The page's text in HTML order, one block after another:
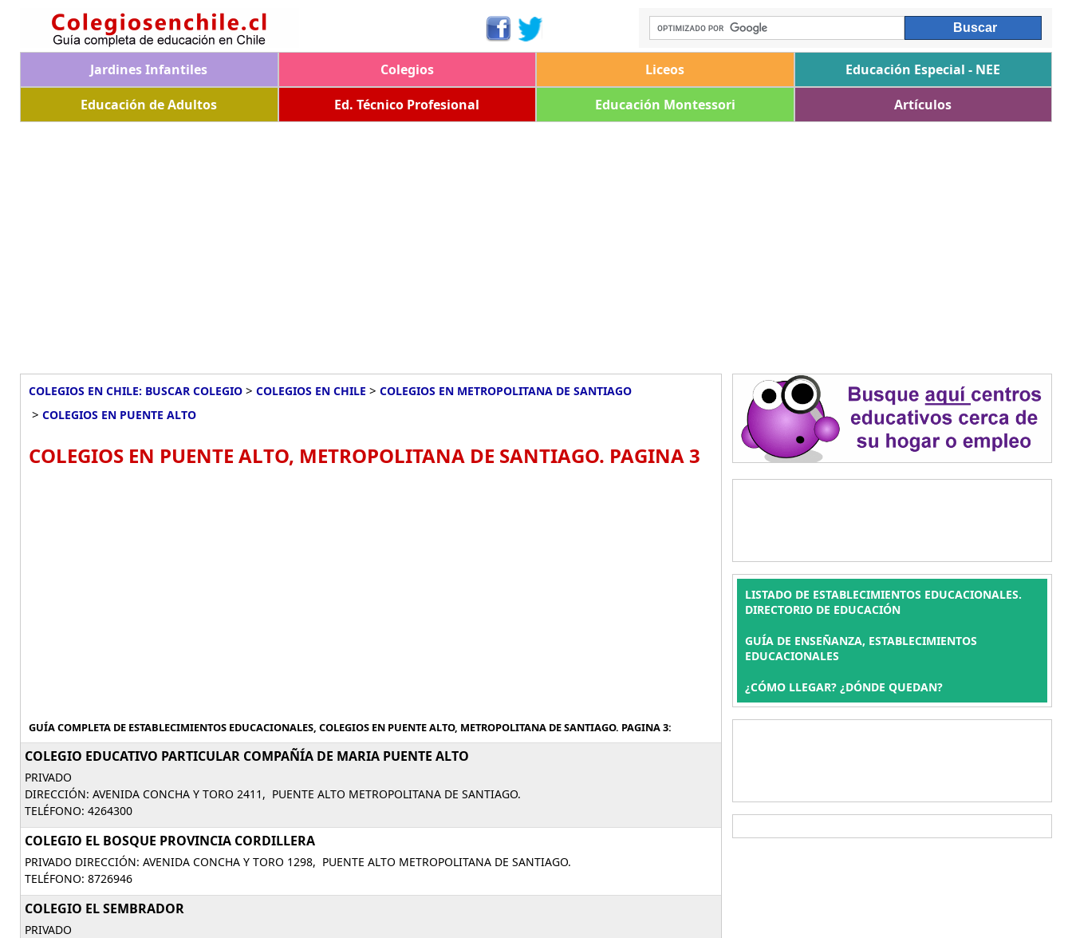
Jardines Infantiles Colegios Liceos
Educación Especial - NEE
Educación de Adultos
Ed. Técnico Profesional Educación Montessori Artículos
COLEGIOS EN CHILE: BUSCAR COLEGIO > COLEGIOS EN CHILE > COLEGIOS EN METROPOLITANA DE SANTIAGO
> COLEGIOS EN PUENTE ALTO
COLEGIOS EN PUENTE ALTO, METROPOLITANA DE SANTIAGO. PAGINA 3
GUÍA COMPLETA DE ESTABLECIMIENTOS EDUCACIONALES, COLEGIOS EN PUENTE ALTO, METROPOLITANA DE SANTIAGO. PAGINA 3:
COLEGIO EDUCATIVO PARTICULAR COMPAÑÍA DE MARIA PUENTE ALTO
PRIVADO
DIRECCIÓN: AVENIDA CONCHA Y TORO 2411, PUENTE ALTO METROPOLITANA DE SANTIAGO.
TELÉFONO: 4264300
COLEGIO EL BOSQUE PROVINCIA CORDILLERA
PRIVADO DIRECCIÓN: AVENIDA CONCHA Y TORO 1298, PUENTE ALTO METROPOLITANA DE SANTIAGO.
TELÉFONO: 8726946
COLEGIO EL SEMBRADOR
PRIVADO
LISTADO DE ESTABLECIMIENTOS EDUCACIONALES.
DIRECTORIO DE EDUCACIÓN
GUÍA DE ENSEÑANZA, ESTABLECIMIENTOS
EDUCACIONALES
¿CÓMO LLEGAR? ¿DÓNDE QUEDAN?